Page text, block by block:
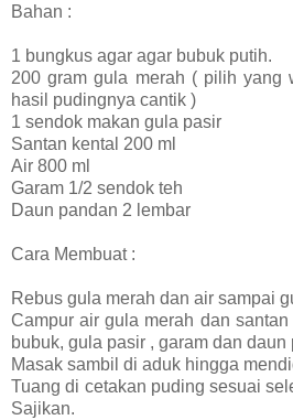
Bahan :
1 bungkus agar agar bubuk putih.
200 gram gula merah ( pilih yang
hasil pudingnya cantik )
1 sendok makan gula pasir
Santan kental 200 ml
Air 800 ml
Garam 1/2 sendok teh
Daun pandan 2 lembar
Cara Membuat :
Rebus gula merah dan air sampai
Campur air gula merah dan
bubuk, gula pasir , garam dan daun
Masak sambil di aduk hingga
Tuang di cetakan puding sesuai
Sajikan.